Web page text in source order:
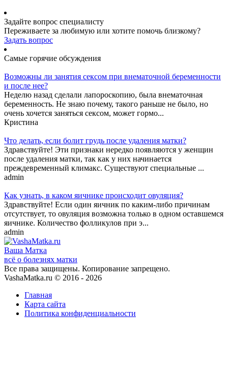
Задайте вопрос специалисту
Переживаете за любимую или хотите помочь близкому?
Задать вопрос
Самые горячие обсуждения
Возможны ли занятия сексом при внематочной беременности
и после нее?
Неделю назад сделали лапороскопию, была внематочная
беременность. Не знаю почему, такого раньше не было, но
очень хочется заняться сексом, может гормо...
Кристина
Что делать, если болит грудь после удаления матки?
Здравствуйте! Эти признаки нередко появляются у женщин
после удаления матки, так как у них начинается
преждевременный климакс. Существуют специальные ...
admin
Как узнать, в каком яичнике происходит овуляция?
Здравствуйте! Если один яичник по каким-либо причинам
отсутствует, то овуляция возможна только в одном оставшемся
яичнике. Количество фолликулов при э...
admin
Ваша Матка
всё о болезнях матки
Все права защищены. Копирование запрещено.
VashaMatka.ru © 2016 - 2026
Главная
Карта сайта
Политика конфиденциальности